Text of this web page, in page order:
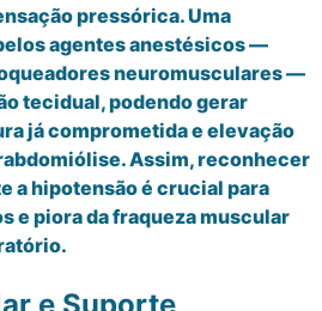
pressórica. Uma
agentes anestésicos —
neuromusculares —
tecidual, podendo gerar
já comprometida e elevação
Assim, reconhecer
a hipotensão é crucial para
e piora da fraqueza muscular
e Suporte